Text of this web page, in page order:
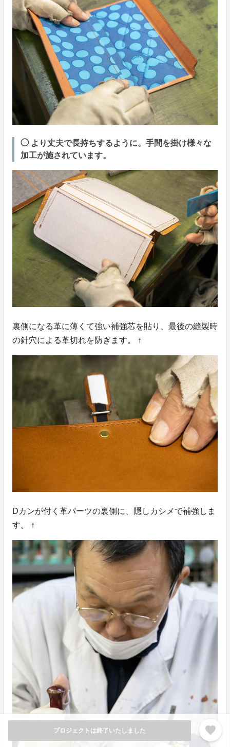
プロジェクトは終了いたしました favorite
◯ より丈夫で長持ちするように。手間を掛け様々な
加工が施されています。
裏側になる革に薄くて強い補強芯を貼り、最後の縫製時
の針穴による革切れを防ぎます。 ↑
Dカンが付く革パーツの裏側に、隠しカシメで補強しま
す。 ↑